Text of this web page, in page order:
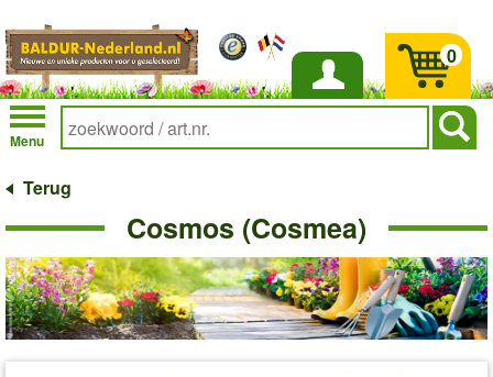
Inloggen
Menu
0
Terug
Cosmos (Cosmea)